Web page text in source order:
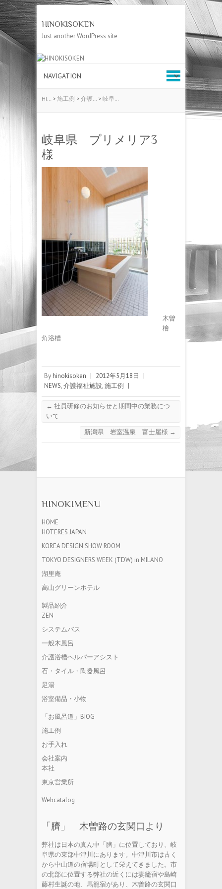
HINOKISOKEN
Just another WordPress site
HI… > 施工例 > 介護… > 岐阜…
岐阜県 プリメリア3
様
木曽
檜
角浴槽
By hinokisoken | 2012年5月18日
|
NEWS,介護福祉施設,施工例 |
← 社員研修のお知らせと期間中の業務につ
いて
新潟県 岩室温泉 富士屋様 →
HINOKIMENU
HOME
HOTERES JAPAN
KOREA DESIGN SHOW ROOM
TOKYO DESIGNERS WEEK (TDW) in MILANO
湖里庵
高山グリーンホテル
製品紹介
ZEN
システムバス
一般木風呂
介護浴槽ヘルパーアシスト
石・タイル・陶器風呂
足湯
浴室備品・小物
「お風呂道」BIOG
施工例
お手入れ
会社案内
本社
東京営業所
Webcatalog
「臍」 木曽路の玄関口より
弊社は日本の真ん中「臍」に位置しており、岐
阜県の東部中津川にあります。中津川市は古く
から中山道の宿場町として栄えてきました。市
の北部に位置する弊社の近くには妻籠宿や島崎
藤村生誕の地、馬籠宿があり、木曽路の玄関口